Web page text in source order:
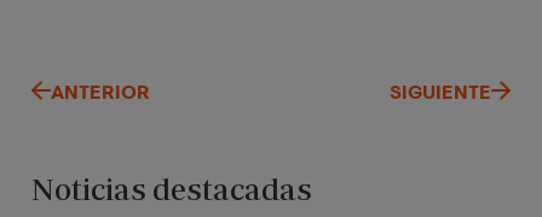
ANTERIOR SIGUIENTE
Noticias destacadas